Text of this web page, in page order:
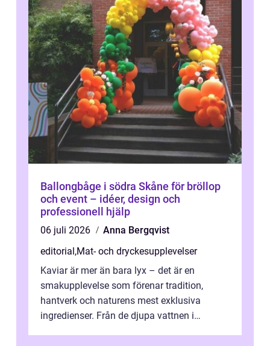
Ballongbåge i södra Skåne för bröllop
och event – idéer, design och
professionell hjälp
06 juli 2026
Anna Bergqvist
editorial,Mat- och dryckesupplevelser
Kaviar är mer än bara lyx – det är en
smakupplevelse som förenar tradition,
hantverk och naturens mest exklusiva
ingredienser. Från de djupa vattnen i